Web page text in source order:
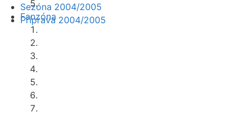
Fanzóna
Sezóna 2004/2005
Příprava 2004/2005